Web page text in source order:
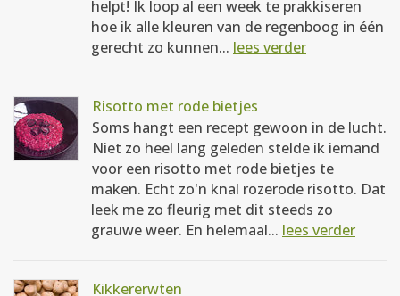
helpt! Ik loop al een week te prakkiseren
hoe ik alle kleuren van de regenboog in één
gerecht zo kunnen... lees verder
Risotto met rode bietjes
Soms hangt een recept gewoon in de lucht.
Niet zo heel lang geleden stelde ik iemand
voor een risotto met rode bietjes te
maken. Echt zo'n knal rozerode risotto. Dat
leek me zo fleurig met dit steeds zo
grauwe weer. En helemaal... lees verder
Kikkererwten